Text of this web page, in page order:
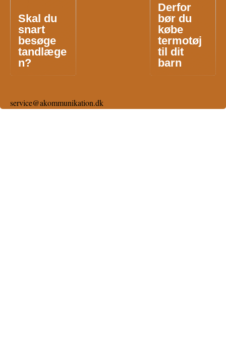
Skal du
snart
besøge
tandlæge
n?
Derfor
bør du
købe
termotøj
til dit
barn
service@akommunikation.dk